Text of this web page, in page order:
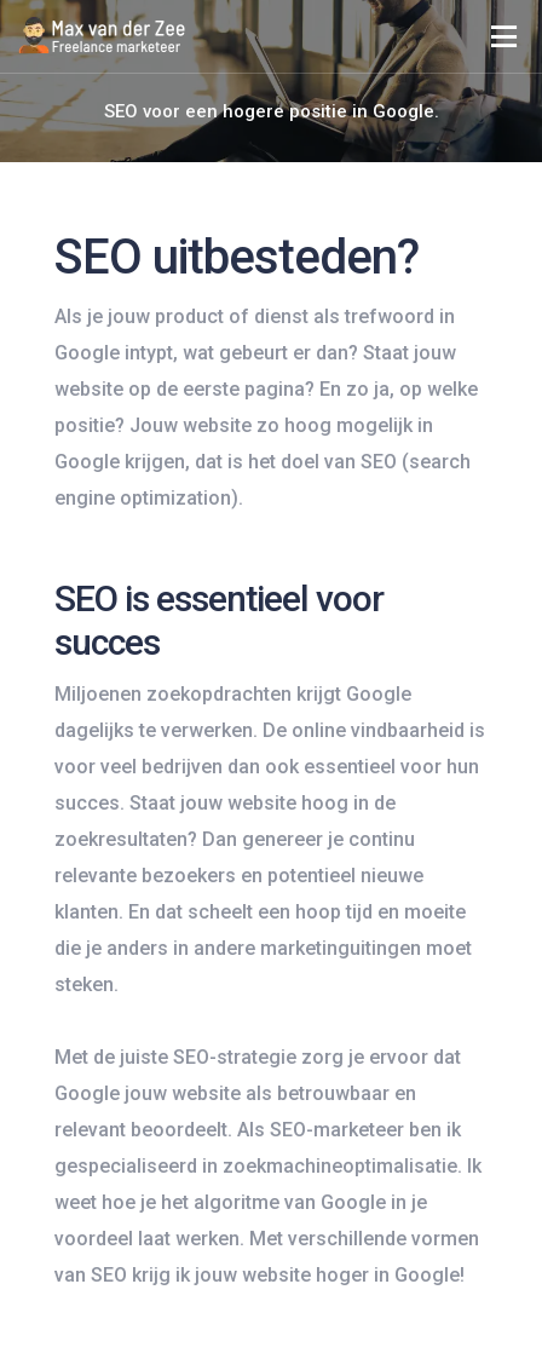
SEO voor een hogere positie in Google.
SEO uitbesteden?
Als je jouw product of dienst als trefwoord in
Google intypt, wat gebeurt er dan? Staat jouw
website op de eerste pagina? En zo ja, op welke
positie? Jouw website zo hoog mogelijk in
Google krijgen, dat is het doel van SEO (search
engine optimization).
SEO is essentieel voor
succes
Miljoenen zoekopdrachten krijgt Google
dagelijks te verwerken. De online vindbaarheid is
voor veel bedrijven dan ook essentieel voor hun
succes. Staat jouw website hoog in de
zoekresultaten? Dan genereer je continu
relevante bezoekers en potentieel nieuwe
klanten. En dat scheelt een hoop tijd en moeite
die je anders in andere marketinguitingen moet
steken.
Met de juiste SEO-strategie zorg je ervoor dat
Google jouw website als betrouwbaar en
relevant beoordeelt. Als SEO-marketeer ben ik
gespecialiseerd in zoekmachineoptimalisatie. Ik
weet hoe je het algoritme van Google in je
voordeel laat werken. Met verschillende vormen
van SEO krijg ik jouw website hoger in Google!